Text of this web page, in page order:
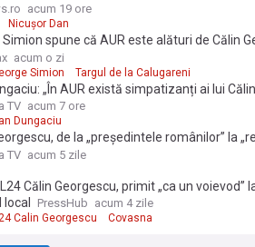
unei campanii anti euro” / „Lui Potra îi
acum 19 ore
Nicușor Dan
Simion spune că AUR este alături de Călin
Liderul AUR îl acuză pe Nicușor Dan că
acum o zi
Simion Targul de la Calugareni
„În AUR există simpatizanți ai lui
însă finanţarea liderului suveranist şi
TV acum 7 ore
Dungaciu
de la „președintele românilor” la
continuă bâlciul politic: „Rupeți
TV acum 5 zile
Călin Georgescu, primit „ca un voievod”
local PressHub acum 4 zile
Calin Georgescu Covasna